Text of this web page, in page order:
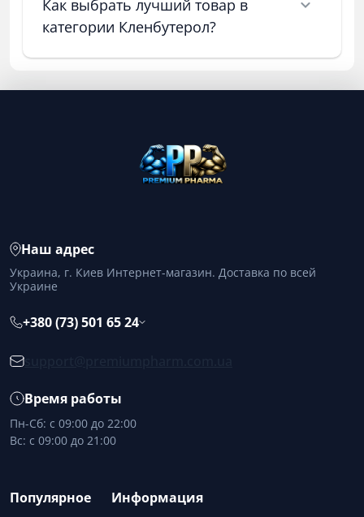
Как выбрать лучший товар в
категории Кленбутерол?
Наш адрес
Украина, г. Киев Интернет-магазин. Доставка по всей
Украине
+380 (73) 501 65 24
Время работы
Пн-Сб: с 09:00 до 22:00
Вс: с 09:00 до 21:00
Популярное Информация